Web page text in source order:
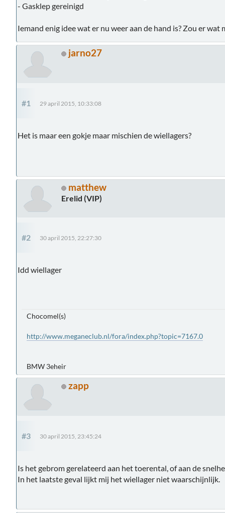
- Gasklep gereinigd
Iemand enig idee wat er nu weer aan de hand is? Zou er
jarno27
#1 29 april 2015, 10:33:08
Het is maar een gokje maar mischien de wiellagers?
matthew
Erelid (VIP)
#2 30 april 2015, 22:27:30
Idd wiellager
Chocomel(s)
http://www.meganeclub.nl/fora/index.php?topic=7167.0
BMW 3eheir
zapp
#3 30 april 2015, 23:45:24
Is het gebrom gerelateerd aan het toerental, of aan de
In het laatste geval lijkt mij het wiellager niet waarschijnlijk.